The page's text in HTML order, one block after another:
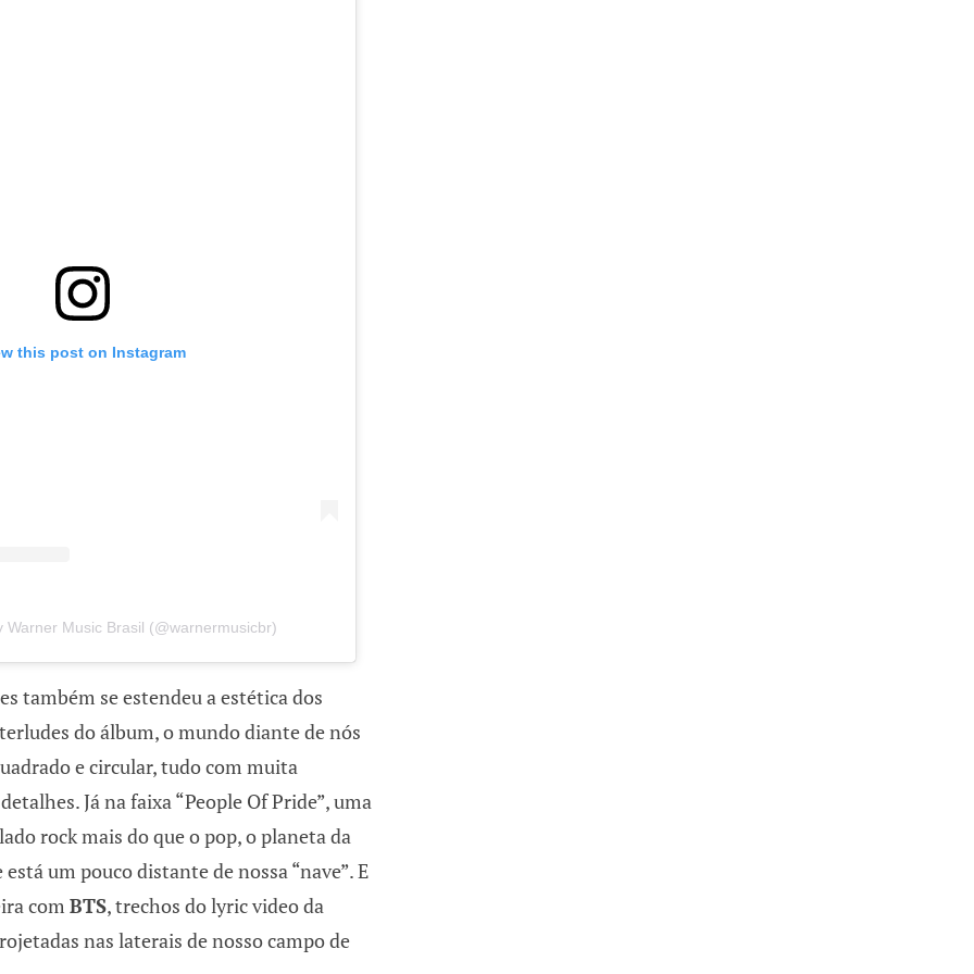
this post on Instagram
Warner Music Brasil (@warnermusicbr)
também se estendeu a estética dos
do álbum, o mundo diante de nós
e circular, tudo com muita
Já na faixa “People Of Pride”, uma
rock mais do que o pop, o planeta da
um pouco distante de nossa “nave”. E
com BTS, trechos do lyric video da
nas laterais de nosso campo de